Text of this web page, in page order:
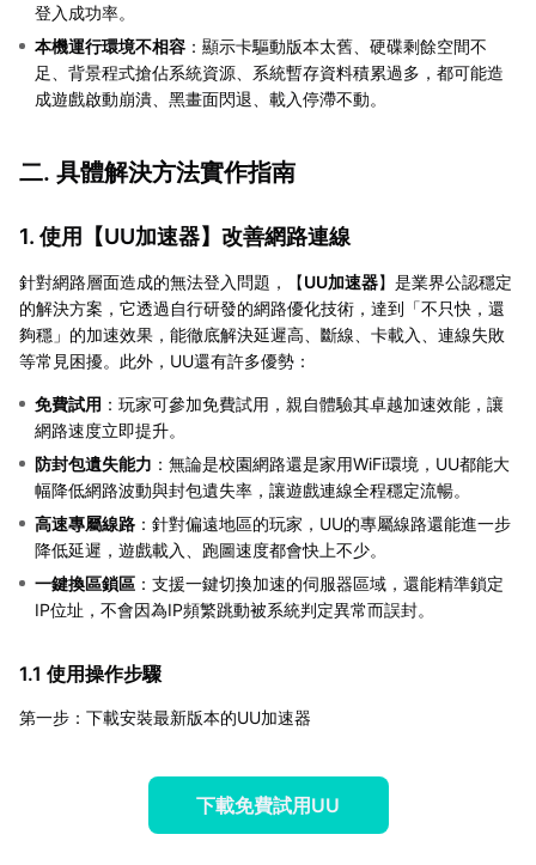
登入成功率。
本機運行環境不相容 ：顯示卡驅動版本太舊、硬碟剩餘空間不
足、背景程式搶佔系統資源、系統暫存資料積累過多，都可能造
成遊戲啟動崩潰、黑畫面閃退、載入停滯不動。
二. 具體解決方法實作指南
1. 使用【UU加速器】改善網路連線
針對網路層面造成的無法登入問題，【UU加速器】是業界公認穩定
的解決方案，它透過自行研發的網路優化技術，達到「不只快，還
夠穩」的加速效果，能徹底解決延遲高、斷線、卡載入、連線失敗
等常見困擾。此外，UU還有許多優勢：
免費試用 ：玩家可參加免費試用，親自體驗其卓越加速效能，讓
網路速度立即提升。
防封包遺失能力 ：無論是校園網路還是家用WiFi環境，UU都能大
幅降低網路波動與封包遺失率，讓遊戲連線全程穩定流暢。
高速專屬線路 ：針對偏遠地區的玩家，UU的專屬線路還能進一步
降低延遲，遊戲載入、跑圖速度都會快上不少。
一鍵換區鎖區 ：支援一鍵切換加速的伺服器區域，還能精準鎖定
IP位址，不會因為IP頻繁跳動被系統判定異常而誤封。
1.1 使用操作步驟
第一步：下載安裝最新版本的UU加速器
下載免費試用UU